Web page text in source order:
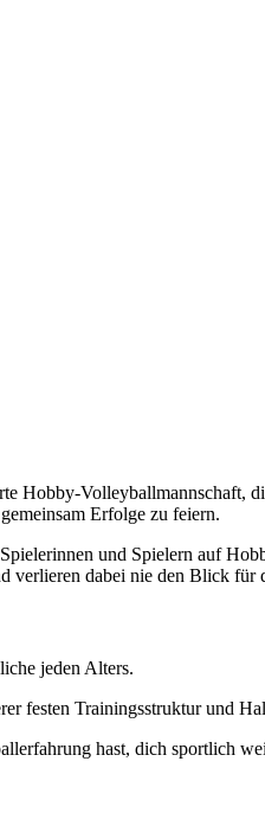
Hobby-Volleyballmannschaft,
Erfolge zu feiern.
und Spielern auf
verlieren dabei nie den Blick für
jeden Alters.
festen Trainingsstruktur und
hast, dich sportlich